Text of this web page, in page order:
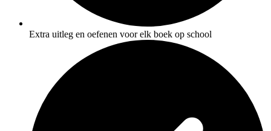
Extra uitleg en oefenen voor elk boek op school